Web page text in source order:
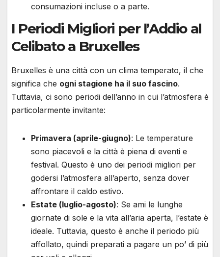
consumazioni incluse o a parte.
I Periodi Migliori per l’Addio al
Celibato a Bruxelles
Bruxelles è una città con un clima temperato, il che
significa che ogni stagione ha il suo fascino.
Tuttavia, ci sono periodi dell’anno in cui l’atmosfera è
particolarmente invitante:
Primavera (aprile-giugno): Le temperature
sono piacevoli e la città è piena di eventi e
festival. Questo è uno dei periodi migliori per
godersi l’atmosfera all’aperto, senza dover
affrontare il caldo estivo.
Estate (luglio-agosto): Se ami le lunghe
giornate di sole e la vita all’aria aperta, l’estate è
ideale. Tuttavia, questo è anche il periodo più
affollato, quindi preparati a pagare un po’ di più